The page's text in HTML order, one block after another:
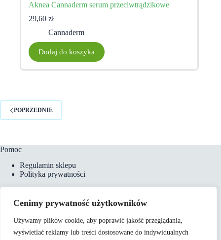
Cenimy prywatność użytkowników
Używamy plików cookie, aby poprawić jakość przeglądania,
wyświetlać reklamy lub treści dostosowane do indywidualnych
Aknea Cannaderm serum przeciwtrądzikowe
29,60 zł
Cannaderm
Dodaj do koszyka
POPRZEDNIE
Pomoc
Regulamin sklepu
Polityka prywatności
Płatności i dostawa
Formy płatności
Koszty dostawy